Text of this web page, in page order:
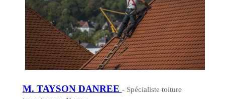
M. TAYSON DANREE - Spécialiste toiture